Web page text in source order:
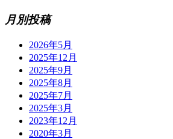
月別投稿
2026年5月
2025年12月
2025年9月
2025年8月
2025年7月
2025年3月
2023年12月
2020年3月